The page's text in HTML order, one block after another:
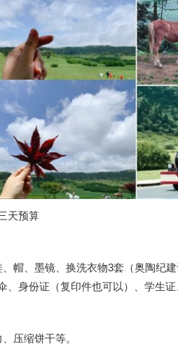
天预算
帽、墨镜、换洗衣物3套（奥陶纪
身份证（复印件也可以）、学生证
压缩饼干等。